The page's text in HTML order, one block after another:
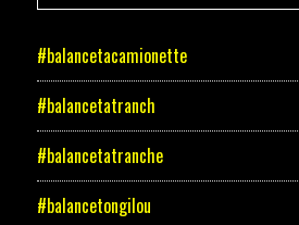
#balancetacamionette
#balancetatranch
#balancetatranche
#balancetongilou